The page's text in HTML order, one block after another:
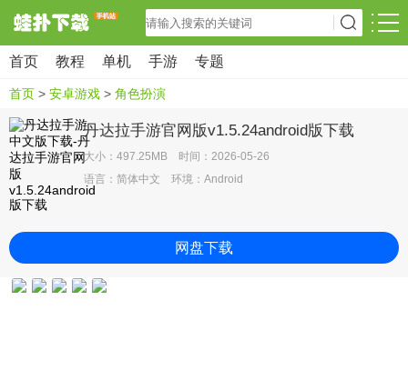
首页 教程 单机 手游 专题
首页 > 安卓游戏 > 角色扮演
丹达拉手游官网版v1.5.24android版下载
大小：497.25MB 时间：2026-05-26
语言：简体中文 环境：Android
网盘下载